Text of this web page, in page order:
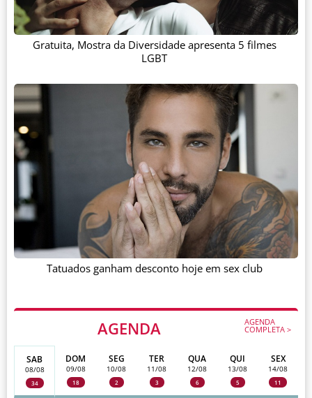
AGENDA AGENDA
COMPLETA >
SAB
08/08
34
DOM
09/08
18
SEG
10/08
2
TER
11/08
3
QUA
12/08
6
QUI
13/08
5
SEX
14/08
11
Gratuita, Mostra da Diversidade apresenta 5 filmes
LGBT
Tatuados ganham desconto hoje em sex club